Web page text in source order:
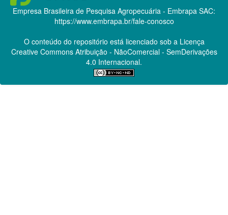
Empresa Brasileira de Pesquisa Agropecuária - Embrapa SAC:
https://www.embrapa.br/fale-conosco
O conteúdo do repositório está licenciado sob a Licença
Creative CommonsAtribuição - NãoComercial - SemDerivações
4.0 Internacional.